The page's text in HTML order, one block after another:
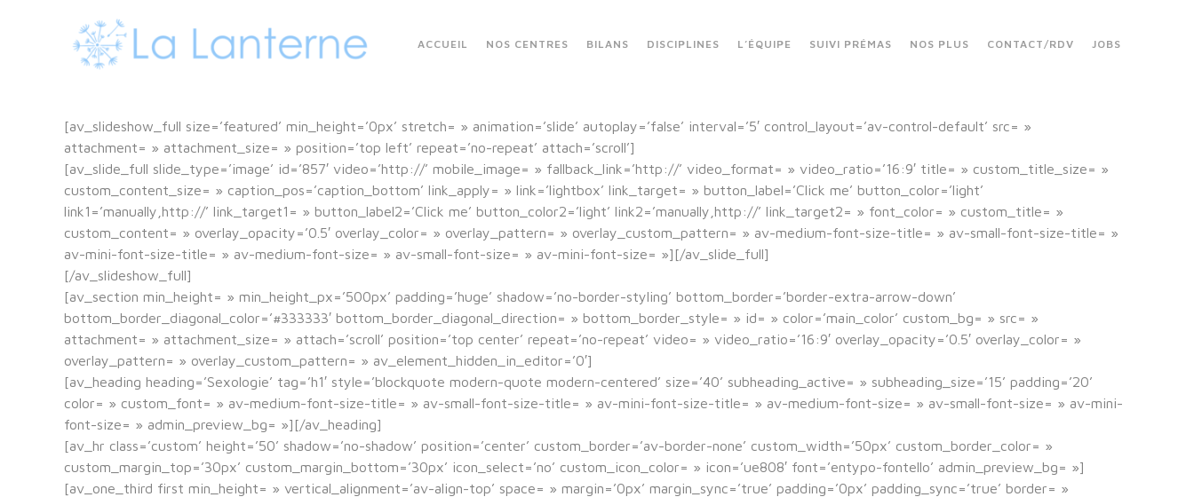
ACCUEIL NOS CENTRES BILANS DISCIPLINES L’ÉQUIPE SUIVI PRÉMAS NOS PLUS CONTACT/RDV JOBS
[av_slideshow_full size=’featured’ min_height=’0px’ stretch= » animation=’slide’ autoplay=’false’ interval=’5′ control_layout=’av-control-default’ src= »
attachment= » attachment_size= » position=’top left’ repeat=’no-repeat’ attach=’scroll’]
[av_slide_full slide_type=’image’ id=’857′ video=’http://’ mobile_image= » fallback_link=’http://’ video_format= » video_ratio=’16:9′ title= » custom_title_size= »
custom_content_size= » caption_pos=’caption_bottom’ link_apply= » link=’lightbox’ link_target= » button_label=’Click me’ button_color=’light’
link1=’manually,http://’ link_target1= » button_label2=’Click me’ button_color2=’light’ link2=’manually,http://’ link_target2= » font_color= » custom_title= »
custom_content= » overlay_opacity=’0.5′ overlay_color= » overlay_pattern= » overlay_custom_pattern= » av-medium-font-size-title= » av-small-font-size-title= »
av-mini-font-size-title= » av-medium-font-size= » av-small-font-size= » av-mini-font-size= »][/av_slide_full]
[/av_slideshow_full]
[av_section min_height= » min_height_px=’500px’ padding=’huge’ shadow=’no-border-styling’ bottom_border=’border-extra-arrow-down’
bottom_border_diagonal_color=’#333333′ bottom_border_diagonal_direction= » bottom_border_style= » id= » color=’main_color’ custom_bg= » src= »
attachment= » attachment_size= » attach=’scroll’ position=’top center’ repeat=’no-repeat’ video= » video_ratio=’16:9′ overlay_opacity=’0.5′ overlay_color= »
overlay_pattern= » overlay_custom_pattern= » av_element_hidden_in_editor=’0′]
[av_heading heading=’Sexologie’ tag=’h1′ style=’blockquote modern-quote modern-centered’ size=’40’ subheading_active= » subheading_size=’15’ padding=’20’
color= » custom_font= » av-medium-font-size-title= » av-small-font-size-title= » av-mini-font-size-title= » av-medium-font-size= » av-small-font-size= » av-mini-
font-size= » admin_preview_bg= »][/av_heading]
[av_hr class=’custom’ height=’50’ shadow=’no-shadow’ position=’center’ custom_border=’av-border-none’ custom_width=’50px’ custom_border_color= »
custom_margin_top=’30px’ custom_margin_bottom=’30px’ icon_select=’no’ custom_icon_color= » icon=’ue808′ font=’entypo-fontello’ admin_preview_bg= »]
[av_one_third first min_height= » vertical_alignment=’av-align-top’ space= » margin=’0px’ margin_sync=’true’ padding=’0px’ padding_sync=’true’ border= »